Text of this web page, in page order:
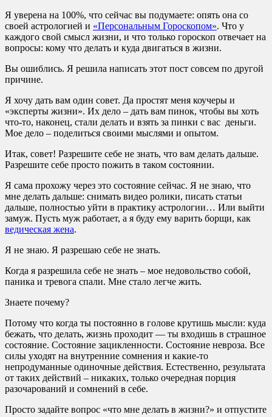
Я уверена на 100%, что сейчас вы подумаете: опять она со
своей астрологией и «Персональным Гороскопом». Что у
каждого свой смысл жизни, и что только гороскоп отвечает на
вопросы: кому что делать и куда двигаться в жизни.
Вы ошиблись. Я решила написать этот пост совсем по другой
причине.
Я хочу дать вам один совет. Да простят меня коучеры и
«эксперты жизни». Их дело – дать вам пинок, чтобы вы хоть
что-то, наконец, стали делать и взять за пинки с вас деньги.
Мое дело – поделиться своими мыслями и опытом.
Итак, совет! Разрешите себе не знать, что вам делать дальше.
Разрешите себе просто пожить в таком состоянии.
Я сама прохожу через это состояние сейчас. Я не знаю, что
мне делать дальше: снимать видео ролики, писать статьи
дальше, полностью уйти в практику астрологии… Или выйти
замуж. Пусть муж работает, а я буду ему варить борщи, как
ведическая жена.
Я не знаю. Я разрешаю себе не знать.
Когда я разрешила себе не знать – мое недовольство собой,
паника и тревога спали. Мне стало легче жить.
Знаете почему?
Потому что когда ты постоянно в голове крутишь мысли: куда
бежать, что делать, жизнь проходит — ты входишь в страшное
состояние. Состояние зацикленности. Состояние невроза. Все
силы уходят на внутренние сомнения и какие-то
непродуманные одиночные действия. Естественно, результата
от таких действий – никаких, только очередная порция
разочарований и сомнений в себе.
Просто задайте вопрос «что мне делать в жизни?» и отпустите